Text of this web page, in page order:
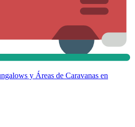
y Áreas de Caravanas en